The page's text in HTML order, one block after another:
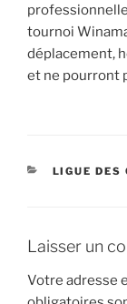
tournoi
déplacement,
et ne pourront
LIGUE DES
Laisser un
Votre adresse